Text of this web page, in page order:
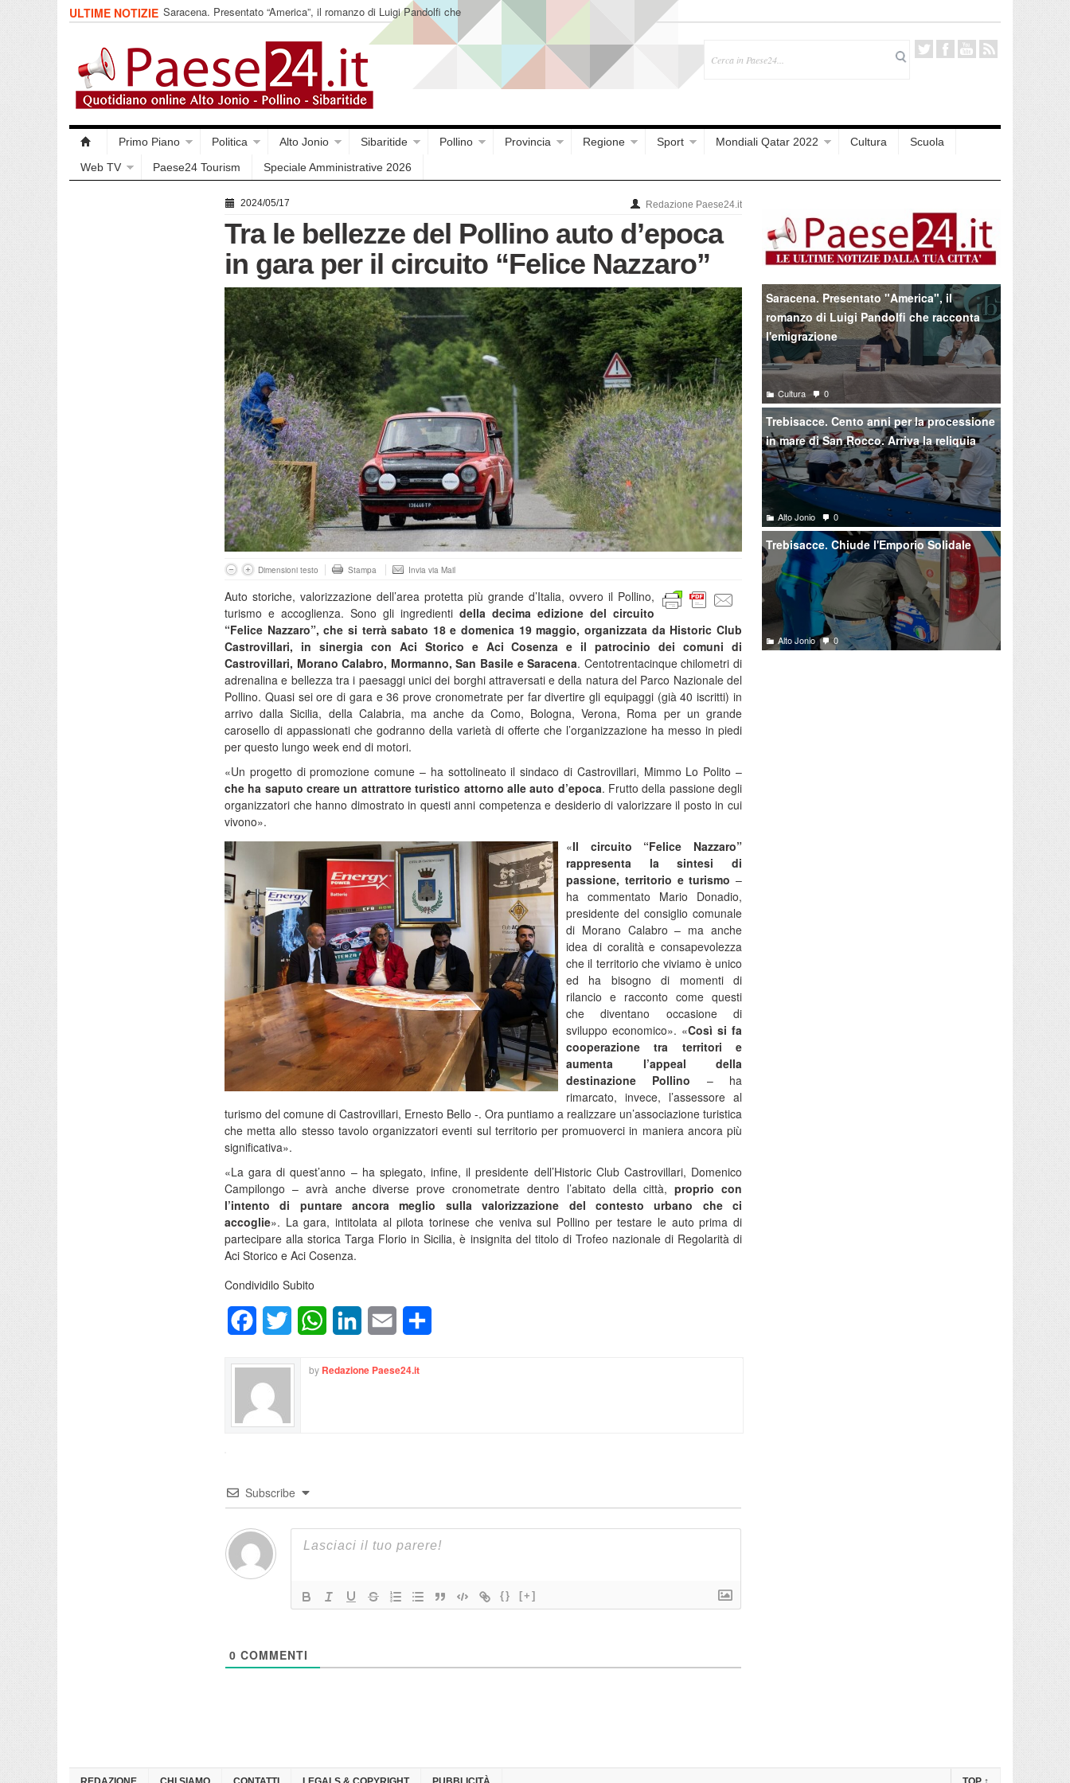
ULTIME NOTIZIE Saracena. Presentato “America”, il romanzo di Luigi Pandolfi che
racconta l’emigrazione
Primo Piano Politica Alto Jonio Sibaritide Pollino Provincia Regione Sport Mondiali Qatar 2022 Cultura
Scuola
Web TV
Paese24 Tourism Speciale Amministrative 2026
2024/05/17 Redazione Paese24.it
Tra le bellezze del Pollino auto d’epoca
in gara per il circuito “Felice Nazzaro”
Dimensioni testo Stampa Invia via Mail
Auto storiche, valorizzazione dell’area protetta più grande d’Italia, ovvero il Pollino,
turismo e accoglienza. Sono gli ingredienti della decima edizione del circuito
“Felice Nazzaro”, che si terrà sabato 18 e domenica 19 maggio, organizzata da Historic Club
Castrovillari, in sinergia con Aci Storico e Aci Cosenza e il patrocinio dei comuni di
Castrovillari, Morano Calabro, Mormanno, San Basile e Saracena. Centotrentacinque chilometri di
adrenalina e bellezza tra i paesaggi unici dei borghi attraversati e della natura del Parco Nazionale del
Pollino. Quasi sei ore di gara e 36 prove cronometrate per far divertire gli equipaggi (già 40 iscritti) in
arrivo dalla Sicilia, della Calabria, ma anche da Como, Bologna, Verona, Roma per un grande
carosello di appassionati che godranno della varietà di offerte che l’organizzazione ha messo in piedi
per questo lungo week end di motori.
«Un progetto di promozione comune – ha sottolineato il sindaco di Castrovillari, Mimmo Lo Polito –
che ha saputo creare un attrattore turistico attorno alle auto d’epoca. Frutto della passione degli
organizzatori che hanno dimostrato in questi anni competenza e desiderio di valorizzare il posto in cui
vivono».
«Il circuito “Felice Nazzaro”
rappresenta la sintesi di
passione, territorio e turismo –
ha commentato Mario Donadio,
presidente del consiglio comunale
di Morano Calabro – ma anche
idea di coralità e consapevolezza
che il territorio che viviamo è unico
ed ha bisogno di momenti di
rilancio e racconto come questi
che diventano occasione di
sviluppo economico». «Così si fa
cooperazione tra territori e
aumenta l’appeal della
destinazione Pollino – ha
rimarcato, invece, l’assessore al
turismo del comune di Castrovillari, Ernesto Bello -. Ora puntiamo a realizzare un’associazione turistica
che metta allo stesso tavolo organizzatori eventi sul territorio per promuoverci in maniera ancora più
significativa».
«La gara di quest’anno – ha spiegato, infine, il presidente dell’Historic Club Castrovillari, Domenico
Campilongo – avrà anche diverse prove cronometrate dentro l’abitato della città,proprio con
l’intento di puntare ancora meglio sulla valorizzazione del contesto urbano che ci
accoglie». La gara, intitolata al pilota torinese che veniva sul Pollino per testare le auto prima di
partecipare alla storica Targa Florio in Sicilia, è insignita del titolo di Trofeo nazionale di Regolarità di
Aci Storico e Aci Cosenza.
Condividilo Subito
FacebookTwitter WhatsAppLinkedInEmail
by Redazione Paese24.it
Subscribe
{} [+]
0 COMMENTI
Saracena. Presentato "America", il
romanzo di Luigi Pandolfi che racconta
l'emigrazione
Cultura 0
Trebisacce. Cento anni per la processione
in mare di San Rocco. Arriva la reliquia
Alto Jonio 0
Trebisacce. Chiude l'Emporio Solidale
Alto Jonio 0